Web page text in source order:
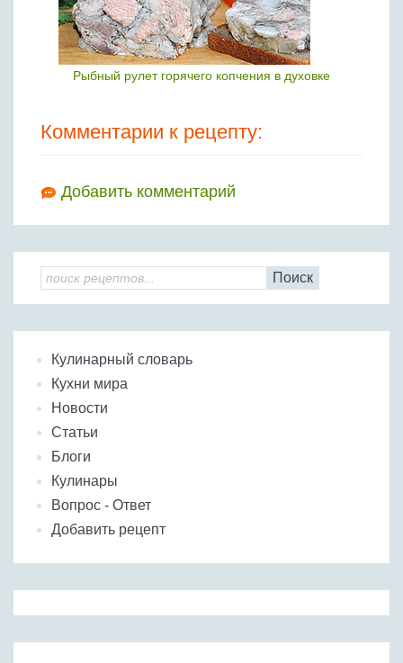
Рыбный рулет горячего копчения в духовке
Комментарии к рецепту:
Добавить комментарий
Поиск
Кулинарный словарь
Кухни мира
Новости
Статьи
Блоги
Кулинары
Вопрос - Ответ
Добавить рецепт